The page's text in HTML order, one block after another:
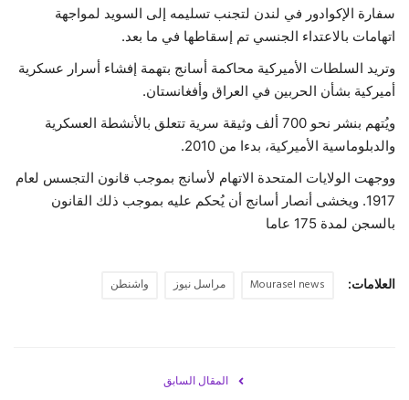
سفارة الإكوادور في لندن لتجنب تسليمه إلى السويد لمواجهة
اتهامات بالاعتداء الجنسي تم إسقاطها في ما بعد.
وتريد السلطات الأميركية محاكمة أسانج بتهمة إفشاء أسرار عسكرية
أميركية بشأن الحربين في العراق وأفغانستان.
ويُتهم بنشر نحو 700 ألف وثيقة سرية تتعلق بالأنشطة العسكرية
والدبلوماسية الأميركية، بدءا من 2010.
ووجهت الولايات المتحدة الاتهام لأسانج بموجب قانون التجسس لعام
1917. ويخشى أنصار أسانج أن يُحكم عليه بموجب ذلك القانون
بالسجن لمدة 175 عاما
العلامات: Mourasel news مراسل نيوز واشنطن
المقال السابق